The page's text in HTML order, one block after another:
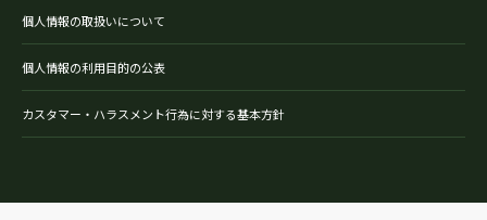
個人情報の取扱いについて
個人情報の利用目的の公表
カスタマー・ハラスメント行為に対する基本方針